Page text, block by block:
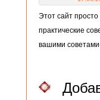
Этот сайт
практические
вашими